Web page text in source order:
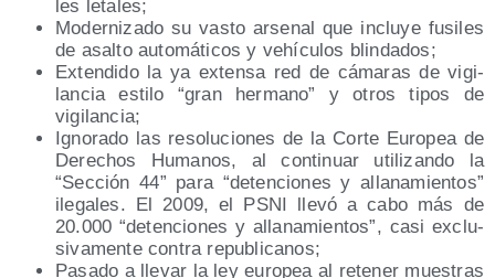
les letales;
Moder­ni­za­do su vas­to arse­nal que inclu­ye fusi­les
de asal­to auto­má­ti­cos y vehícu­los blindados;
Exten­di­do la ya exten­sa red de cáma­ras de vigi­
lan­cia esti­lo “gran her­mano” y otros tipos de
vigilancia;
Igno­ra­do las reso­lu­cio­nes de la Cor­te Euro­pea de
Dere­chos Huma­nos, al con­ti­nuar uti­li­zan­do la
“Sec­ción 44” para “deten­cio­nes y alla­na­mien­tos”
ile­ga­les. El 2009, el PSNI lle­vó a cabo más de
20.000 “deten­cio­nes y alla­na­mien­tos”, casi exclu­
si­va­men­te con­tra republicanos;
Pasa­do a lle­var la ley euro­pea al rete­ner mues­tras